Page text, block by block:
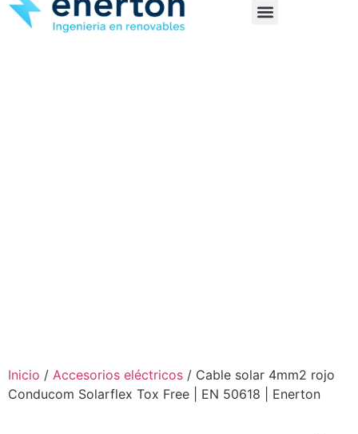
Inicio / Accesorios eléctricos / Cable solar 4mm2 rojo
Conducom Solarflex Tox Free | EN 50618 | Enerton